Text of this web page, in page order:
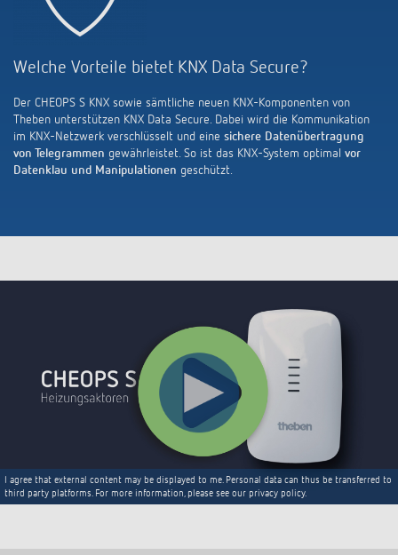
Welche Vorteile bietet KNX Data Secure?
Der CHEOPS S KNX sowie sämtliche neuen KNX-Komponenten von
Theben unterstützen KNX Data Secure. Dabei wird die Kommunikation
im KNX-Netzwerk verschlüsselt und eine sichere Datenübertragung
von Telegrammen gewährleistet. So ist das KNX-System optimal vor
Datenklau und Manipulationen geschützt.
I agree that external content may be displayed to me. Personal data can thus be transferred to
third party platforms. For more information, please see our privacy policy.